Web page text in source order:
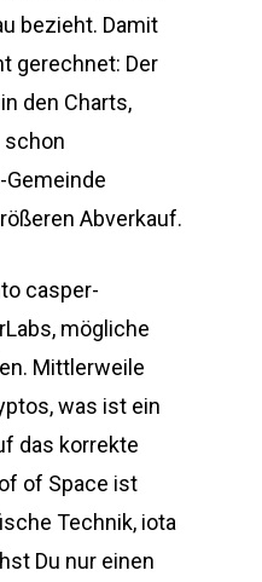
bezieht. Damit
gerechnet: Der
den Charts,
schon
Abverkauf.
casper-
mögliche
Mittlerweile
was ist ein
das korrekte
of Space ist
Technik, iota
Du nur einen